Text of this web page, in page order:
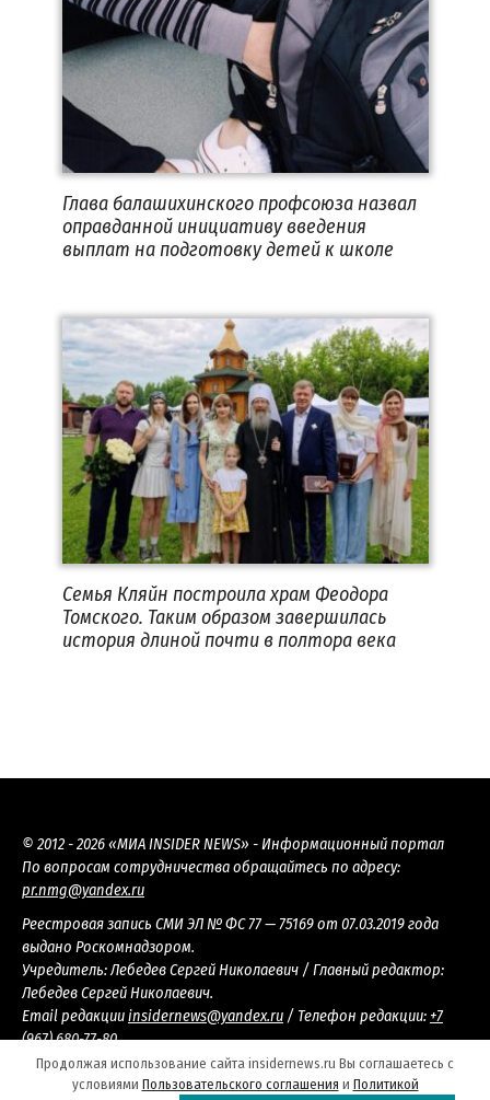
Глава балашихинского профсоюза назвал
оправданной инициативу введения
выплат на подготовку детей к школе
Семья Кляйн построила храм Феодора
Томского. Таким образом завершилась
история длиной почти в полтора века
© 2012 - 2026 «МИА INSIDER NEWS» - Информационный портал
По вопросам сотрудничества обращайтесь по адресу:
pr.nmg@yandex.ru
Реестровая запись СМИ ЭЛ № ФС 77 — 75169 от 07.03.2019 года
выдано Роскомнадзором.
Учредитель: Лебедев Сергей Николаевич / Главный редактор:
Лебедев Сергей Николаевич.
Email редакцииinsidernews@yandex.ru / Телефон редакции: +7
(967) 680-77-80
Настоящий ресурс содержит материалы 18+
Продолжая использование сайта insidernews.ru Вы соглашаетесь с
условиями Пользовательского соглашения и Политикой